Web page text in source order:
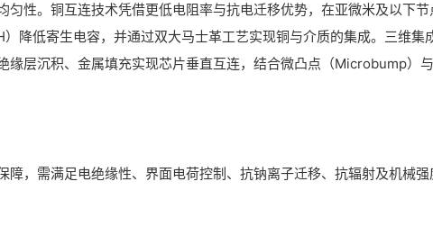
匀性。铜互连技术凭借更低电阻率与抗电迁移优势，在亚微米及以下节
降低寄生电容，并通过双大马士革工艺实现铜与介质的集成。三维集
缘层沉积、金属填充实现芯片垂直互连，结合微凸点（Microbump）
障，需满足电绝缘性、界面电荷控制、抗钠离子迁移、抗辐射及机械强